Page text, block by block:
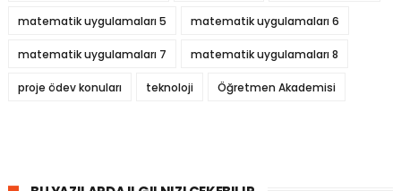
matematik uygulamaları 5 matematik uygulamaları 6
matematik uygulamaları 7 matematik uygulamaları 8
proje ödev konuları teknoloji Öğretmen Akademisi